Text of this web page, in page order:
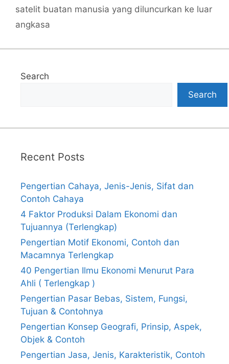
satelit buatan manusia yang diluncurkan ke luar
angkasa
Search
Search
Recent Posts
Pengertian Cahaya, Jenis-Jenis, Sifat dan
Contoh Cahaya
4 Faktor Produksi Dalam Ekonomi dan
Tujuannya (Terlengkap)
Pengertian Motif Ekonomi, Contoh dan
Macamnya Terlengkap
40 Pengertian Ilmu Ekonomi Menurut Para
Ahli ( Terlengkap )
Pengertian Pasar Bebas, Sistem, Fungsi,
Tujuan & Contohnya
Pengertian Konsep Geografi, Prinsip, Aspek,
Objek & Contoh
Pengertian Jasa, Jenis, Karakteristik, Contoh